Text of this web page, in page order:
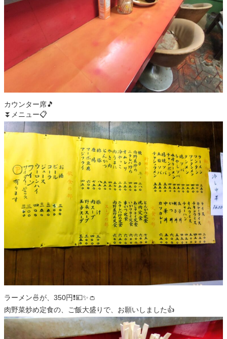
カウンター席🎵
⏬メニュー📋️
ラーメン🍜が、350円❗️💴✨👛
肉野菜炒め定食の、ご飯大盛りで、お願いしました👍